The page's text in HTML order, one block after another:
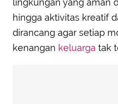
hingga aktivitas kreatif
dirancang agar setiap
kenangan keluarga tak